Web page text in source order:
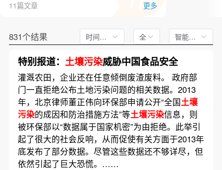
11篇文章 更多
831个结果 时间不限 全文 智能排序
特别报道： 土壤污染威胁中国食品安全
灌溉农田，企业还在任意倾倒废渣废料。 政府部
门一直拒绝公布土地污染问题的相关数据。2013
年，北京律师董正伟向环保部申请公开“全国土壤
污染的成因和防治措施方法”等土壤污染信息，则
被环保部以“数据属于国家机密”为由拒绝。此举引
起了很大的社会反响，从而促使有关方面于2013年
底发布了部分数据。尽管这些数据还不够详尽，但
依然引起了巨大恐慌。……